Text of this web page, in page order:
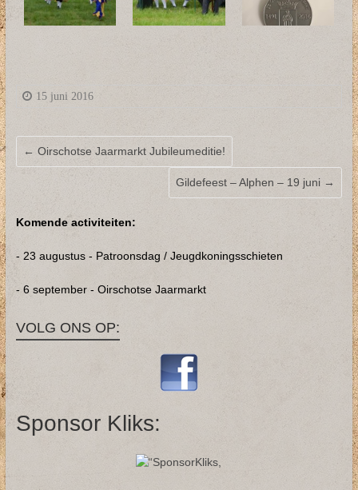
15 juni 2016
← Oirschotse Jaarmarkt Jubileumeditie!
Gildefeest – Alphen – 19 juni →
Komende activiteiten:
- 23 augustus - Patroonsdag / Jeugdkoningsschieten
- 6 september - Oirschotse Jaarmarkt
VOLG ONS OP:
Sponsor Kliks: